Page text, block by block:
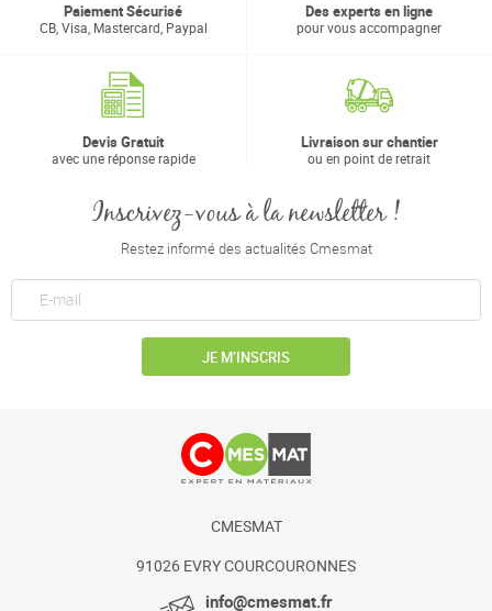
Paiement Sécurisé
CB, Visa, Mastercard, Paypal
Des experts en ligne
pour vous accompagner
Devis Gratuit
avec une réponse rapide
Livraison sur chantier
ou en point de retrait
Inscrivez-vous à la newsletter !
Restez informé des actualités Cmesmat
JE M’INSCRIS
CMESMAT
91026 EVRY COURCOURONNES
info@cmesmat.fr